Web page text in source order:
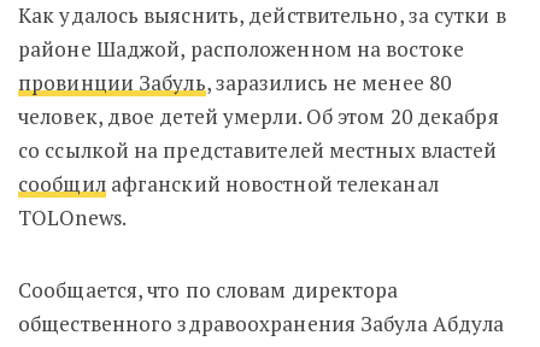
Как удалось выяснить, действительно, за сутки в
районе Шаджой, расположенном на востоке
провинции Забуль, заразились не менее 80
человек, двое детей умерли. Об этом 20 декабря
со ссылкой на представителей местных властей
сообщилафганский новостной телеканал
TOLOnews.
Сообщается, что по словам директора
общественного здравоохранения Забула Абдула